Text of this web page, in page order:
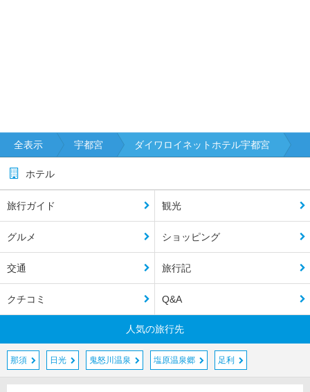
全表示 宇都宮 ダイワロイネットホテル宇都宮
ホテル
旅行ガイド 観光
グルメ ショッピング
交通 旅行記
クチコミ Q&A
人気の旅行先
那須 日光 鬼怒川温泉 塩原温泉郷 足利